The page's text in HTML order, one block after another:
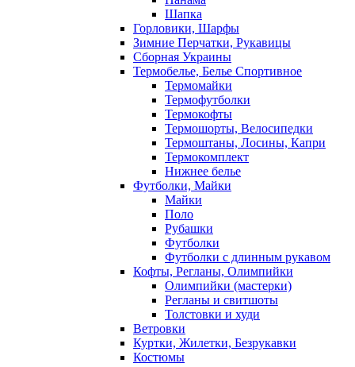
Шапка
Горловики, Шарфы
Зимние Перчатки, Рукавицы
Сборная Украины
Термобелье, Белье Спортивное
Термомайки
Термофутболки
Термокофты
Термошорты, Велосипедки
Термоштаны, Лосины, Капри
Термокомплект
Нижнее белье
Футболки, Майки
Майки
Поло
Рубашки
Футболки
Футболки с длинным рукавом
Кофты, Регланы, Олимпийки
Олимпийки (мастерки)
Регланы и свитшоты
Толстовки и худи
Ветровки
Куртки, Жилетки, Безрукавки
Костюмы